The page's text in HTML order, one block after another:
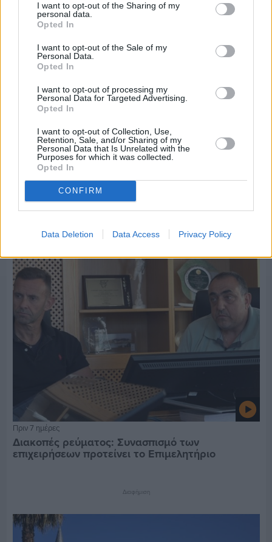
I want to opt-out of the Sharing of my
personal data.
Opted In
I want to opt-out of the Sale of my
Personal Data.
Opted In
I want to opt-out of processing my
Personal Data for Targeted Advertising.
Opted In
I want to opt-out of Collection, Use,
Retention, Sale, and/or Sharing of my
Personal Data that Is Unrelated with the
Purposes for which it was collected.
Opted In
CONFIRM
Data Deletion Data Access Privacy Policy
Πριν 7 ημέρες
Εργασίες ασφαλτόστρωσης σε τρεις οδούς του
Βαρβασίου
Πριν 7 ημέρες
Διακοπές ρεύματος: Συνασπισμό των
επιχειρήσεων προτείνει το Επιμελητήριο
Διαφήμιση